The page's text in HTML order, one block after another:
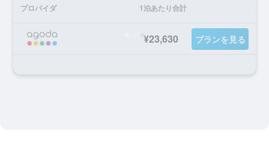
プロバイダ 1泊あたり合計
¥23,630 プランを見る